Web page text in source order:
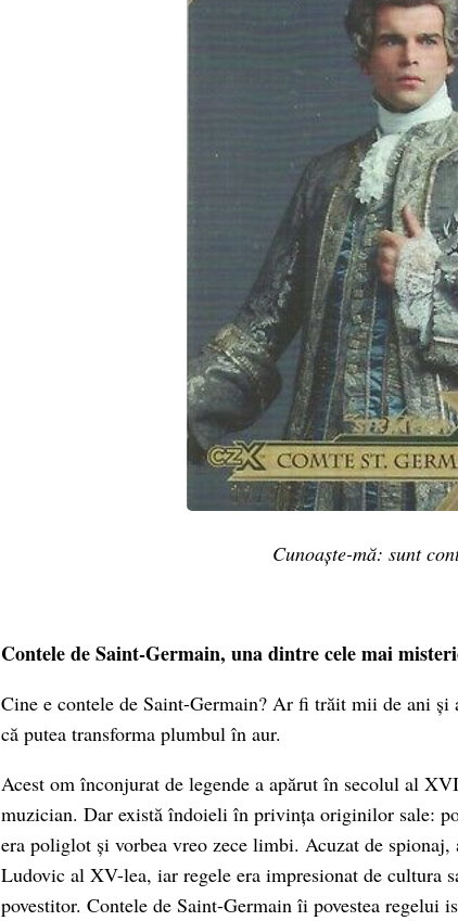
Cunoaște-mă: sunt
Contele de Saint-Germain, una dintre cele mai
Cine e contele de Saint-Germain? Ar fi trăit mii de ani și
că putea transforma plumbul în aur.
Acest om înconjurat de legende a apărut în secolul al
muzician. Dar există îndoieli în privința originilor sale:
era poliglot și vorbea vreo zece limbi. Acuzat de
Ludovic al XV-lea, iar regele era impresionat de cultura
povestitor. Contele de Saint-Germain îi povestea regelui